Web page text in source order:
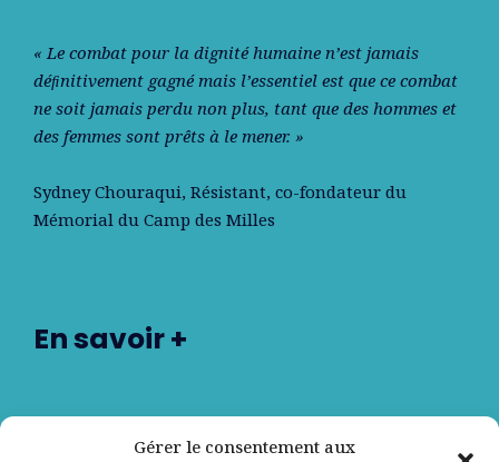
Gérer le consentement aux
« Le combat pour la dignité humaine n’est jamais
déﬁnitivement gagné mais l’essentiel est que ce combat
ne soit jamais perdu non plus, tant que des hommes et
des femmes sont prêts à le mener. »
Sydney Chouraqui, Résistant, co-fondateur du
Mémorial du Camp des Milles
En savoir +